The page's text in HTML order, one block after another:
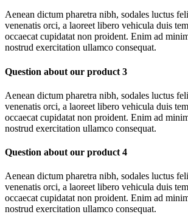
Aenean dictum pharetra nibh, sodales luctus
venenatis orci, a laoreet libero vehicula duis
occaecat cupidatat non proident. Enim ad
nostrud exercitation ullamco consequat.
Question about our product 3
Aenean dictum pharetra nibh, sodales luctus
venenatis orci, a laoreet libero vehicula duis
occaecat cupidatat non proident. Enim ad
nostrud exercitation ullamco consequat.
Question about our product 4
Aenean dictum pharetra nibh, sodales luctus
venenatis orci, a laoreet libero vehicula duis
occaecat cupidatat non proident. Enim ad
nostrud exercitation ullamco consequat.